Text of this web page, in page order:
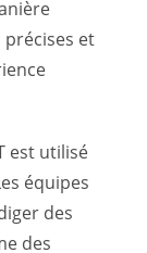
et
est utilisé
équipes
des
des